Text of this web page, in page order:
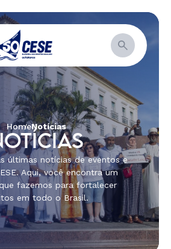
HomeNotícias
últimas notícias de eventos e
Aqui, você encontra um
fazemos para fortalecer
em todo o Brasil.